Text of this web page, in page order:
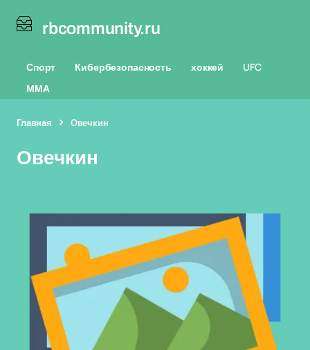
rbcommunity.ru
Спорт Кибербезопасность хоккей
UFC
ММА
Главная Овечкин
Овечкин